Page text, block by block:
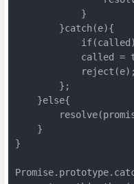
            }
        }catch(e){
called =
            reject(e);
        };
    }else{
    }
}